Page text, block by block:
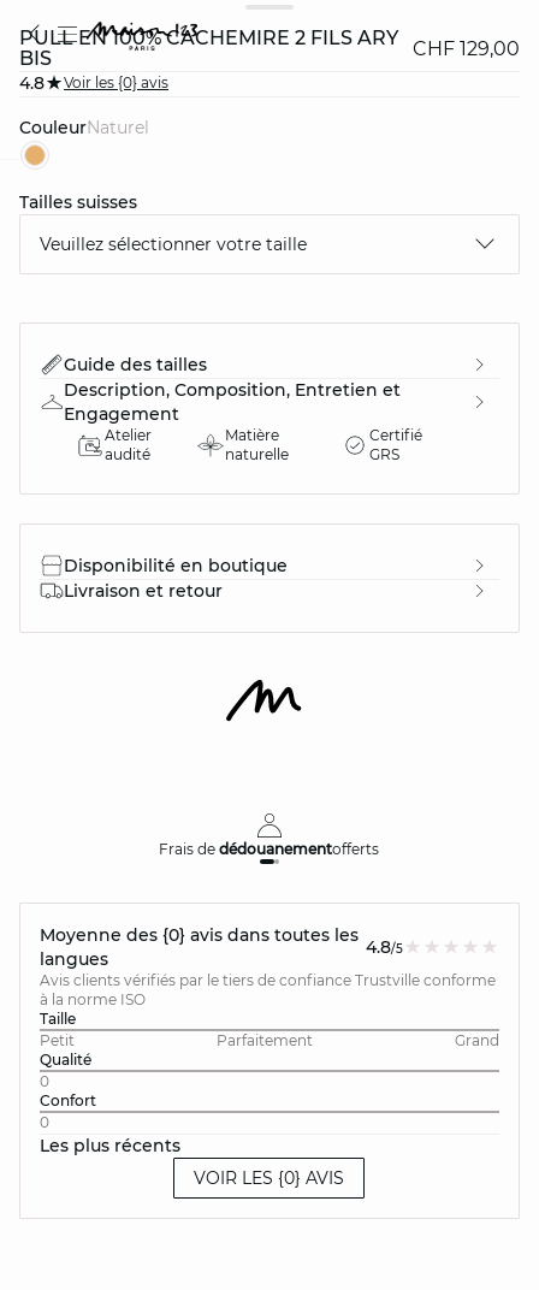
PULL EN 100% CACHEMIRE 2 FILS ARY
BIS
CHF 129,00
4.8 Voir les {0} avis
Couleur naturel
Tailles suisses
Veuillez sélectionner votre taille
Guide des tailles
Description, Composition, Entretien et
Engagement
Atelier
audité
Matière
naturelle
Certifié
GRS
Disponibilité en boutique
Livraison et retour
Frais dedédouanementofferts
Moyenne des {0} avis dans toutes les
langues
4.8/5
Avis clients vérifiés par le tiers de confiance Trustville conforme
à la norme ISO
Taille
Petit
Parfaitement
Grand
Qualité
0
Confort
0
Les plus récents
VOIR LES {0} AVIS